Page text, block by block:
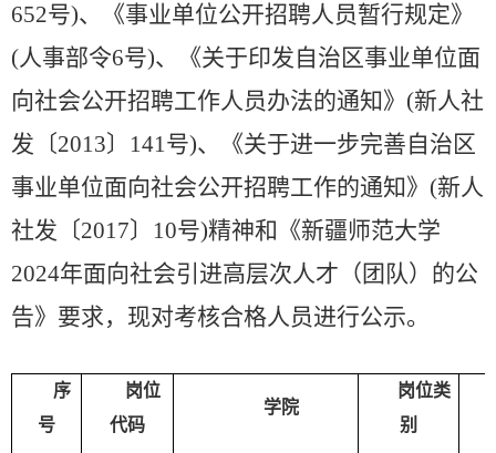
652号)、《事业单位公开招聘人员暂行规定》
(人事部令6号)、《关于印发自治区事业单位面
向社会公开招聘工作人员办法的通知》(新人社
发〔2013〕141号)、《关于进一步完善自治区
事业单位面向社会公开招聘工作的通知》(新人
社发〔2017〕10号)精神和 《新疆师范大学
2024年面向社会引进高层次人才（团队）的公
告》 要求，现对考核合格人员进行公示。
序
号
岗位
代码
学院
岗位类
别